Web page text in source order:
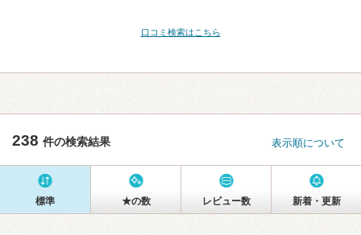
口コミ検索はこちら
238 件の検索結果 表示順について
標準 ★の数 レビュー数 新着・更新